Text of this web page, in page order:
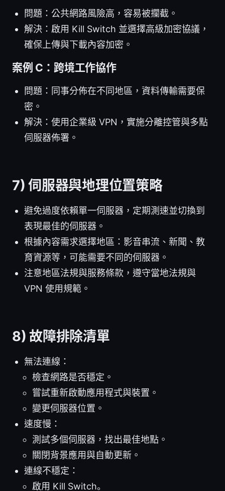
問題：公共網路風險高，容易被攔截。
解決：啟用 Kill Switch 並選擇高級加密協議，
確保上傳與下載內容加密。
案例 C：跨境工作協作
問題：同事分佈在不同地區，資料傳輸需要保
密。
解決：使用企業級 VPN，實施分離控管與多點
伺服器佈署。
7) 伺服器與地理位置策略
避免過度依賴單一伺服器，定期測速並切換到
表現最佳的伺服器。
根據內容需求選擇地區：影音串流、新聞、教
育資源等，可能需要不同的伺服器。
注意地區法規與服務條款，遵守當地法規與
VPN 使用規範。
8) 故障排除清單
無法連線：
檢查網路是否穩定。
嘗試重新啟動應用程式與裝置。
變更伺服器位置。
速度慢：
測試多個伺服器，找出最佳地點。
關閉背景應用與自動更新。
連線不穩定：
啟用 Kill Switch。